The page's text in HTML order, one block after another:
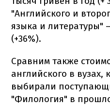
"Английского и
языка и литературы"
(+36%).
Сравним также
английского в вузах,
выбирали
"Филология" в